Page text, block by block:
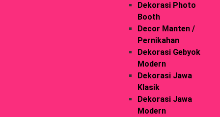
Dekorasi Photo
Booth
Decor Manten /
Pernikahan
Dekorasi Gebyok
Modern
Dekorasi Jawa
Klasik
Dekorasi Jawa
Modern